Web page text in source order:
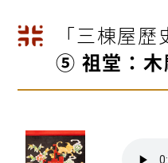
「三棟屋
⑤ 祖堂：木